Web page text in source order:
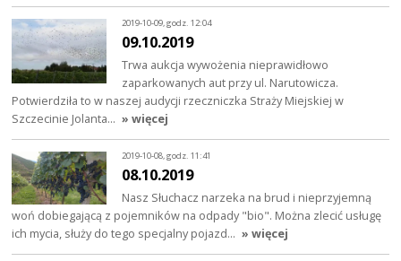
2019-10-09, godz. 12:04
09.10.2019
Trwa aukcja wywożenia nieprawidłowo
zaparkowanych aut przy ul. Narutowicza.
Potwierdziła to w naszej audycji rzeczniczka Straży Miejskiej w
Szczecinie Jolanta… » więcej
2019-10-08, godz. 11:41
08.10.2019
Nasz Słuchacz narzeka na brud i nieprzyjemną
woń dobiegającą z pojemników na odpady "bio". Można zlecić usługę
ich mycia, służy do tego specjalny pojazd… » więcej